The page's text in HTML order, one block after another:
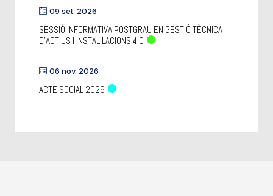
09 set. 2026
SESSIÓ INFORMATIVA.POSTGRAU EN GESTIÓ TÈCNICA
D’ACTIUS I INSTAL·LACIONS 4.0
06 nov. 2026
ACTE SOCIAL 2026